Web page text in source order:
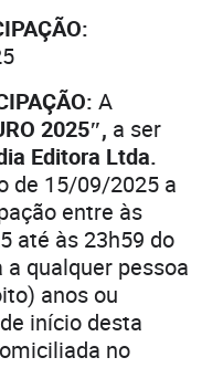
A
2025″, a ser
Editora Ltda.
de 15/09/2025 a
entre às
até às 23h59 do
qualquer pessoa
anos ou
início desta
no